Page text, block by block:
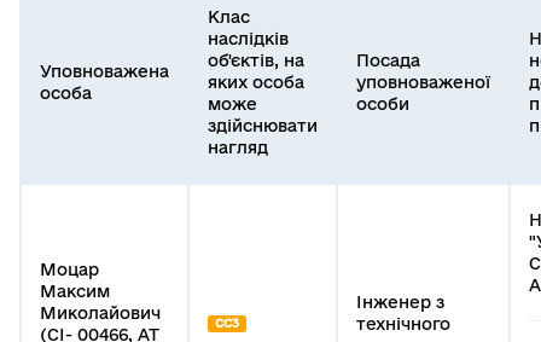
Уповноважена
особа
Клас
наслідків
об'єктів, на
яких особа
може
здійснювати
нагляд
Посада
уповноваженої
особи
Моцар
Максим
Миколайович
(СІ- 00466, АТ
СС3
Інженер з
технічного